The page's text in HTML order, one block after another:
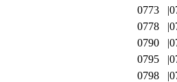
0773
0778
0790
0795
0798